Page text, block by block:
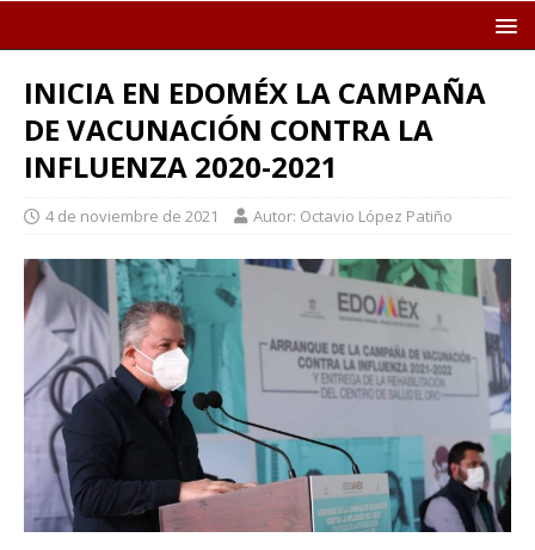
INICIA EN EDOMÉX LA CAMPAÑA
DE VACUNACIÓN CONTRA LA
INFLUENZA 2020-2021
4 de noviembre de 2021 Autor: Octavio López Patiño